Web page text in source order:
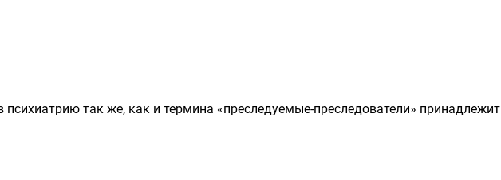
психиатрию так же, как и термина «преследуемые-преследователи» принадлежит